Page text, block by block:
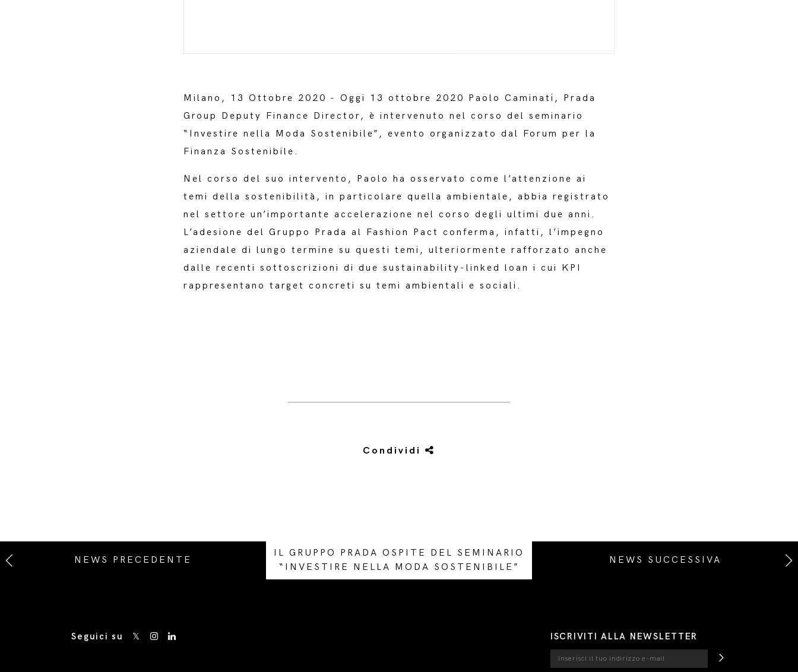
Milano, 13 Ottobre 2020 - Oggi 13 ottobre 2020 Paolo Caminati, Prada
Group Deputy Finance Director, è intervenuto nel corso del seminario
“Investire nella Moda Sostenibile”, evento organizzato dal Forum per la
Finanza Sostenibile.
Nel corso del suo intervento, Paolo ha osservato come l’attenzione ai
temi della sostenibilità, in particolare quella ambientale, abbia registrato
nel settore un’importante accelerazione nel corso degli ultimi due anni.
L’adesione del Gruppo Prada al Fashion Pact conferma, infatti, l’impegno
aziendale di lungo termine su questi temi, ulteriormente rafforzato anche
dalle recenti sottoscrizioni di due sustainability-linked loan i cui KPI
rappresentano target concreti su temi ambientali e sociali.
Condividi
NEWS PRECEDENTE
IL GRUPPO PRADA OSPITE DEL SEMINARIO
“INVESTIRE NELLA MODA SOSTENIBILE”
NEWS SUCCESSIVA
Seguici su ISCRIVITI ALLA NEWSLETTER